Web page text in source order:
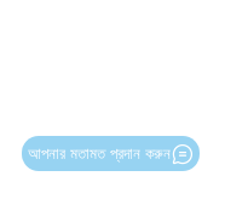
আপনার মতামত প্রদান করুন